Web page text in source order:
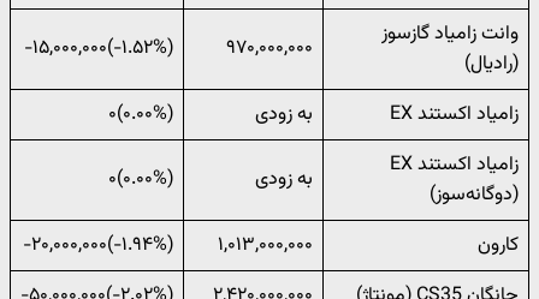
وانت زامیاد گازسوز
(رادیال)
۹۷۰,۰۰۰,۰۰۰ (‎-۱.۵۲%‌)‎-۱۵,۰۰۰,۰۰۰‌
زامیاد اکستند EX به زودی
(۰.۰۰%)۰
زامیاد اکستند EX
(دوگانه‌سوز)
به زودی (۰.۰۰%)۰
کارون ۱,۰۱۳,۰۰۰,۰۰۰
(‎-۱.۹۴%‌)‎-۲۰,۰۰۰,۰۰۰‌